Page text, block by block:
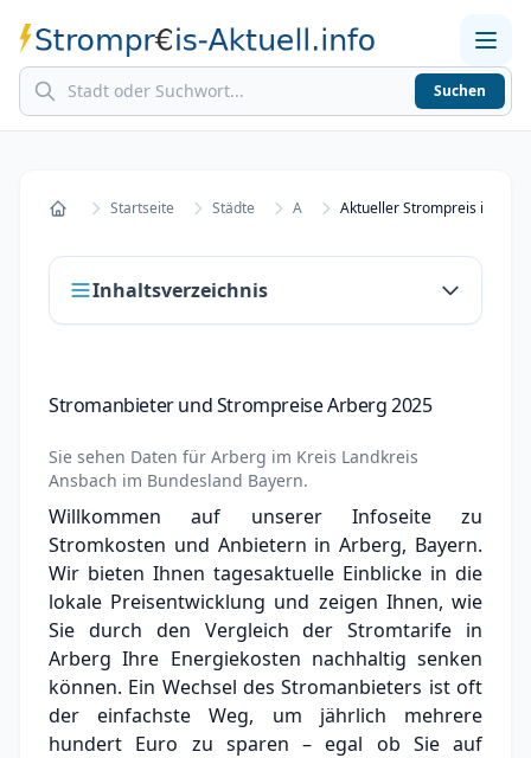
Home
Stromkosten berechnen
Suchen
StartseiteStartseite Städte A Aktueller Strompreis in
Inhaltsverzeichnis
Strompreisvergleich Arberg 2025
Grundversorger Arberg
Experten-Analyse: Strommarkt in Arberg
Aktueller Strompreis in Arberg
Stromanbieter in der Nähe von Arberg
Ortsteile in Arberg
Stromanbieter und Strompreise Arberg 2025
Sie sehen Daten für Arberg im Kreis Landkreis
Ansbach im Bundesland Bayern.
Willkommen auf unserer Infoseite zu
Stromkosten und Anbietern in Arberg, Bayern.
Wir bieten Ihnen tagesaktuelle Einblicke in die
lokale Preisentwicklung und zeigen Ihnen, wie
Sie durch den Vergleich der Stromtarife in
Arberg Ihre Energiekosten nachhaltig senken
können. Ein Wechsel des Stromanbieters ist oft
der einfachste Weg, um jährlich mehrere
hundert Euro zu sparen – egal ob Sie auf